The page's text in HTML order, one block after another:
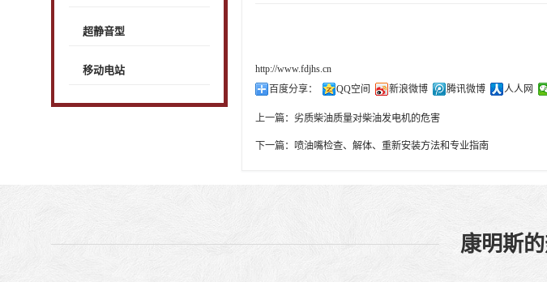
超静音型
移动电站
http://www.fdjhs.cn
百度分享：
QQ空间 新浪微博 腾讯微博 人人网
上一篇：劣质柴油质量对柴油发电机的危害
下一篇：喷油嘴检查、解体、重新安装方法和专业指南
康明斯